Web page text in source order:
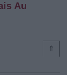
Au
⇑